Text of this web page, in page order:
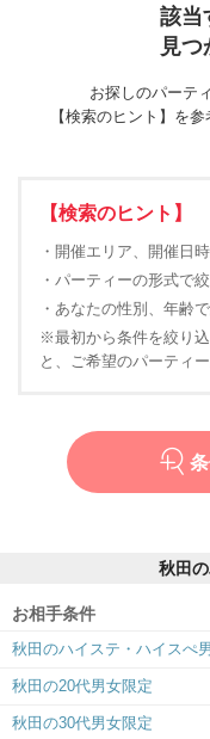
該当
見
お探しのパーテ
【検索のヒント】を
【検索のヒント】
・開催エリア、開催日
・パーティーの形式で
・あなたの性別、年齢
※最初から条件を絞り
と、ご希望のパーティ
秋田
お相手条件
秋田のハイステ・ハイスぺ
秋田の20代男女限定
秋田の30代男女限定